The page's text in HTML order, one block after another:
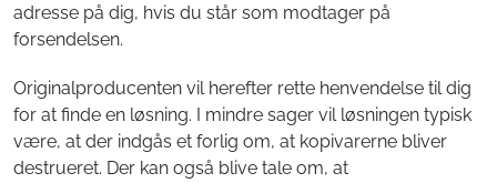
adresse på dig, hvis du står som modtager på
forsendelsen.
Originalproducenten vil herefter rette henvendelse til dig
for at finde en løsning. I mindre sager vil løsningen typisk
være, at der indgås et forlig om, at kopivarerne bliver
destrueret. Der kan også blive tale om, at